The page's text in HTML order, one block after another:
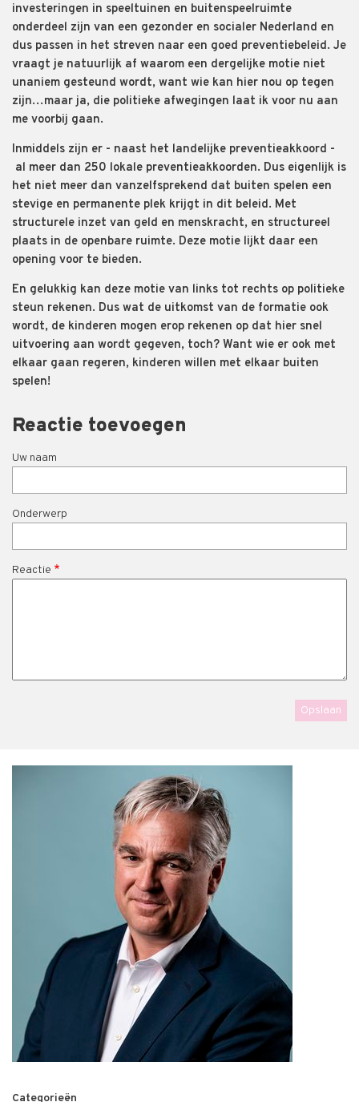
investeringen in speeltuinen en buitenspeelruimte
onderdeel zijn van een gezonder en socialer Nederland en
dus passen in het streven naar een goed preventiebeleid. Je
vraagt je natuurlijk af waarom een dergelijke motie niet
unaniem gesteund wordt, want wie kan hier nou op tegen
zijn…maar ja, die politieke afwegingen laat ik voor nu aan
me voorbij gaan.
Inmiddels zijn er - naast het landelijke preventieakkoord -
al meer dan 250 lokale preventieakkoorden. Dus eigenlijk is
het niet meer dan vanzelfsprekend dat buiten spelen een
stevige en permanente plek krijgt in dit beleid. Met
structurele inzet van geld en menskracht, en structureel
plaats in de openbare ruimte. Deze motie lijkt daar een
opening voor te bieden.
En gelukkig kan deze motie van links tot rechts op politieke
steun rekenen. Dus wat de uitkomst van de formatie ook
wordt, de kinderen mogen erop rekenen op dat hier snel
uitvoering aan wordt gegeven, toch? Want wie er ook met
elkaar gaan regeren, kinderen willen met elkaar buiten
spelen!
Reactie toevoegen
Uw naam
Onderwerp
Reactie
Categorieën